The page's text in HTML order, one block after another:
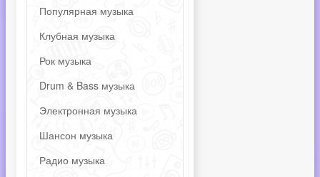
Популярная музыка
Клубная музыка
Рок музыка
Drum & Bass музыка
Электронная музыка
Шансон музыка
Радио музыка